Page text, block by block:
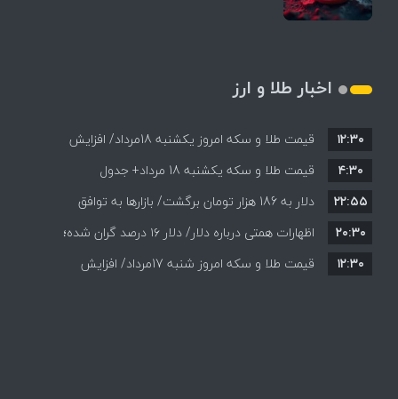
اخبار طلا و ارز
قیمت طلا و سکه امروز یکشنبه 18مرداد/ افزایش
قیمت ها + جدول و جزئیات
۱۲:۳۰
قیمت طلا و سکه یکشنبه 18 مرداد+ جدول
۴:۳۰
دلار به 186 هزار تومان برگشت/ بازارها به توافق
احتمالی هرمز چه واکنشی نشان دادند؟
۲۲:۵۵
اظهارات همتی درباره دلار/ دلار ۱۶ درصد گران شده؛
این افزایش طبیعی است
۲۰:۳۰
قیمت طلا و سکه امروز شنبه 17مرداد/ افزایش
۱۲:۳۰